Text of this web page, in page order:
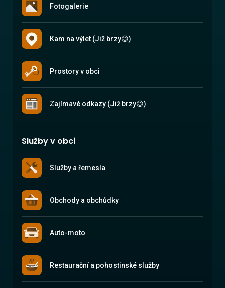
Fotogalerie
Kam na výlet (Již brzy😉)
Prostory v obci
Zajímavé odkazy (Již brzy😉)
Služby v obci
Služby a řemesla
Obchody a obchůdky
Auto-moto
Restaurační a pohostinské služby